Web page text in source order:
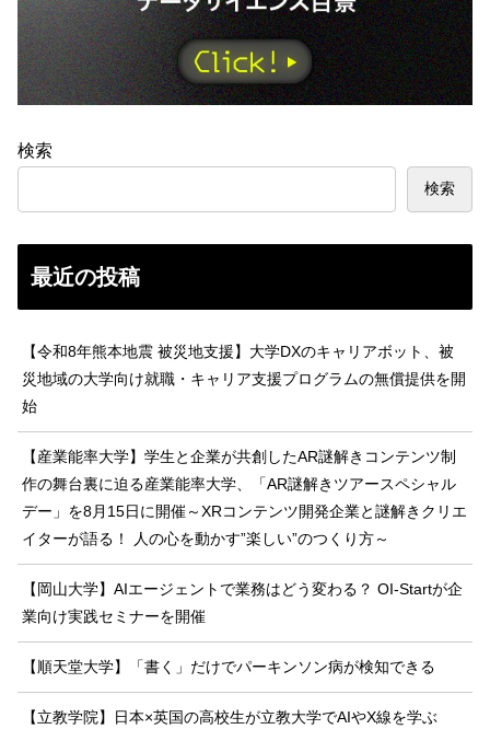
検索
検索
最近の投稿
【令和8年熊本地震 被災地支援】大学DXのキャリアボット、被
災地域の大学向け就職・キャリア支援プログラムの無償提供を開
始
【産業能率大学】学生と企業が共創したAR謎解きコンテンツ制
作の舞台裏に迫る産業能率大学、「AR謎解きツアースペシャル
デー」を8月15日に開催～XRコンテンツ開発企業と謎解きクリエ
イターが語る！ 人の心を動かす”楽しい”のつくり方～
【岡山大学】AIエージェントで業務はどう変わる？ OI-Startが企
業向け実践セミナーを開催
【順天堂大学】「書く」だけでパーキンソン病が検知できる
【立教学院】日本×英国の高校生が立教大学でAIやX線を学ぶ